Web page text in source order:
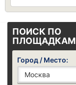
ПОИСК ПО
ПЛОЩАДКАМ
Город / Место: